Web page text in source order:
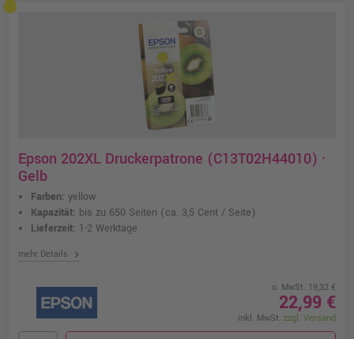
Epson 202XL Druckerpatrone (C13T02H44010) ·
Gelb
Farben: yellow
Kapazität: bis zu 650 Seiten (ca. 3,5 Cent / Seite)
Lieferzeit: 1-2 Werktage
mehr Details chevron_right
o. MwSt. 19,32 €
22,99 €
inkl. MwSt. zzgl. Versand